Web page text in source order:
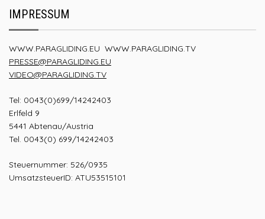
IMPRESSUM
WWW.PARAGLIDING.EU WWW.PARAGLIDING.TV
PRESSE@PARAGLIDING.EU
VIDEO@PARAGLIDING.TV
Tel: 0043(0)699/14242403
Erlfeld 9
5441 Abtenau/Austria
Tel. 0043(0) 699/14242403
Steuernummer: 526/0935
UmsatzsteuerID: ATU53515101